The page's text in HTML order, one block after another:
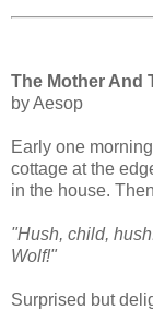
The Mother And
by Aesop
Early one
cottage at the
in the house.
"Hush, child,
Wolf!"
Surprised but